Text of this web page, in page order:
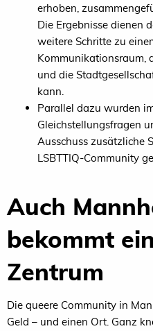
erhoben,
Die Ergebnisse dienen
weitere Schritte zu
Kommunikationsraum,
und die
kann.
Parallel dazu wurden
Gleichstellungsfragen
Ausschuss zusätzliche
LSBTTIQ-Community
Auch
bekommt
Zentrum
Die queere Community in
Geld – und einen Ort. Ganz